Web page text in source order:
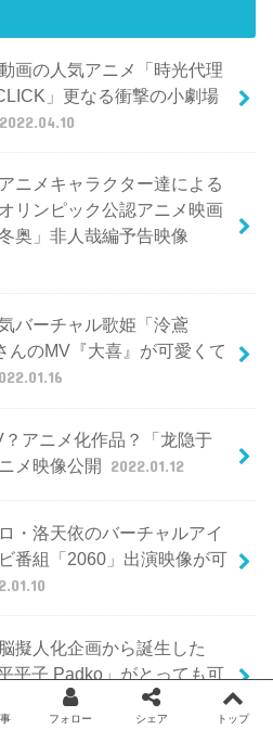
画の人気アニメ「時光代理
」更なる衝撃の小劇場
2022.04.10
ニメキャラクター達による
リンピック公認アニメ映画
奥」非人哉編予告映像
バーチャル歌姫「泠鳶
んのMV『大喜』が可愛くて
アニメ化作品？「龙隐于
メ映像公開
2022.01.12
・洛天依のバーチャルアイ
番組「2060」出演映像が可
擬人化企画から誕生した
平子 Padko」がとっても可
端少女】 2022.01.08
フォロー シェア トップ
facebook